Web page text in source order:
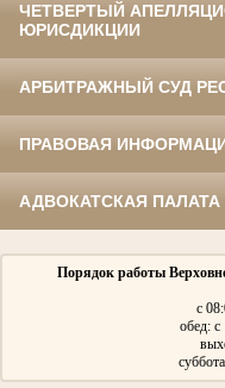
ЧЕТВЕРТЫЙ
ЮРИСДИКЦИИ
АРБИТРАЖНЫЙ СУД
ПРАВОВАЯ
АДВОКАТСКАЯ
Порядок работы
с
обед: с